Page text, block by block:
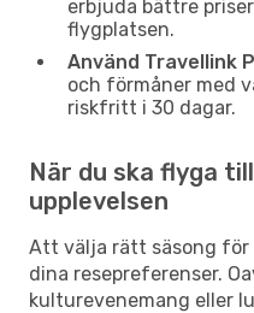
erbjuda bättre
flygplatsen.
Använd Travellink
och förmåner med
riskfritt i 30 dagar.
När du ska flyga
upplevelsen
Att välja rätt säsong för
dina resepreferenser.
kulturevenemang eller